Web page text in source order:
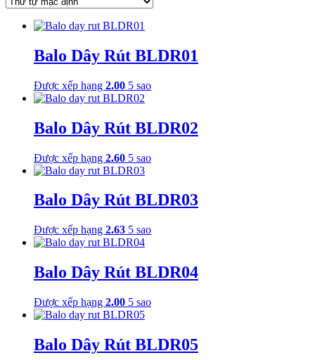
Balo Dây Rút BLDR01
Được xếp hạng 2.00 5 sao
Balo Dây Rút BLDR02
Được xếp hạng 2.60 5 sao
Balo Dây Rút BLDR03
Được xếp hạng 2.63 5 sao
Balo Dây Rút BLDR04
Được xếp hạng 2.00 5 sao
Balo Dây Rút BLDR05